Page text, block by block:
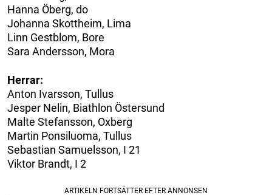
Hanna Öberg, do
Johanna Skottheim, Lima
Linn Gestblom, Bore
Sara Andersson, Mora
Herrar:
Anton Ivarsson, Tullus
Jesper Nelin, Biathlon Östersund
Malte Stefansson, Oxberg
Martin Ponsiluoma, Tullus
Sebastian Samuelsson, I 21
Viktor Brandt, I 2